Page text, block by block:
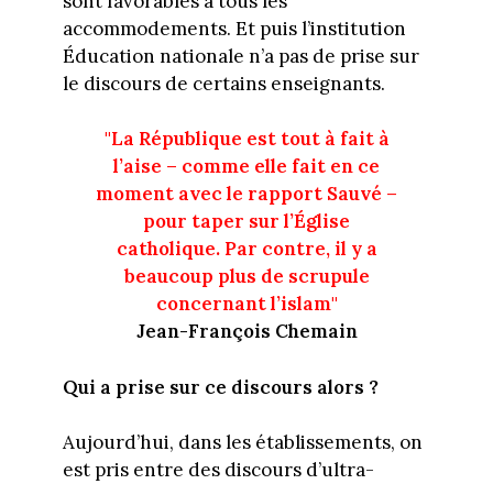
accommodements. Et puis l’institution
Éducation nationale n’a pas de prise sur
le discours de certains enseignants.
"La République est tout à fait à
l’aise – comme elle fait en ce
moment avec le rapport Sauvé –
pour taper sur l’Église
catholique. Par contre, il y a
beaucoup plus de scrupule
concernant l’islam"
Jean-François Chemain
Qui a prise sur ce discours alors ?
Aujourd’hui, dans les établissements, on
est pris entre des discours d’ultra-